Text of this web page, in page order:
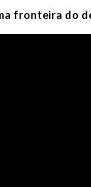
fronteira do